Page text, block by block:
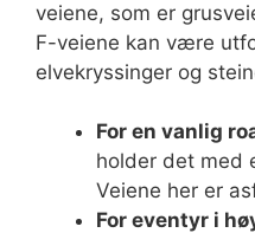
veiene, som er
F-veiene kan være
elvekryssinger og
For en vanlig
holder det med
Veiene her er
For eventyr i